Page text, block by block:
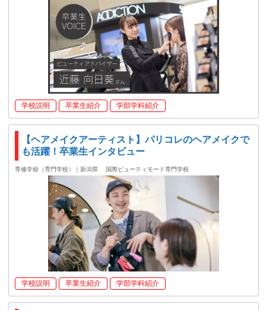
学校説明 卒業生紹介 学部学科紹介
【ヘアメイクアーティスト】パリコレのヘアメイクで
も活躍！卒業生インタビュー
専修学校（専門学校）｜新潟県 国際ビューティモード専門学校
学校説明 卒業生紹介 学部学科紹介